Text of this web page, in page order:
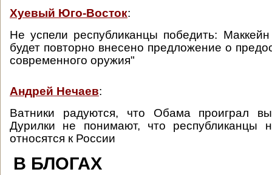
Хуевый Юго-Восток:
Не успели республиканцы победить:
будет повторно внесено предложение о
современного оружия"
Андрей Нечаев:
Ватники радуются, что Обама проиграл
Дурилки не понимают, что республиканцы
относятся к России
В БЛОГАХ